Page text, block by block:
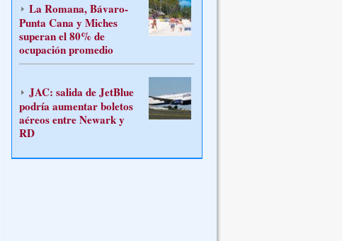
La Romana, Bávaro-
Punta Cana y Miches
superan el 80% de
ocupación promedio
JAC: salida de JetBlue
podría aumentar boletos
aéreos entre Newark y
RD